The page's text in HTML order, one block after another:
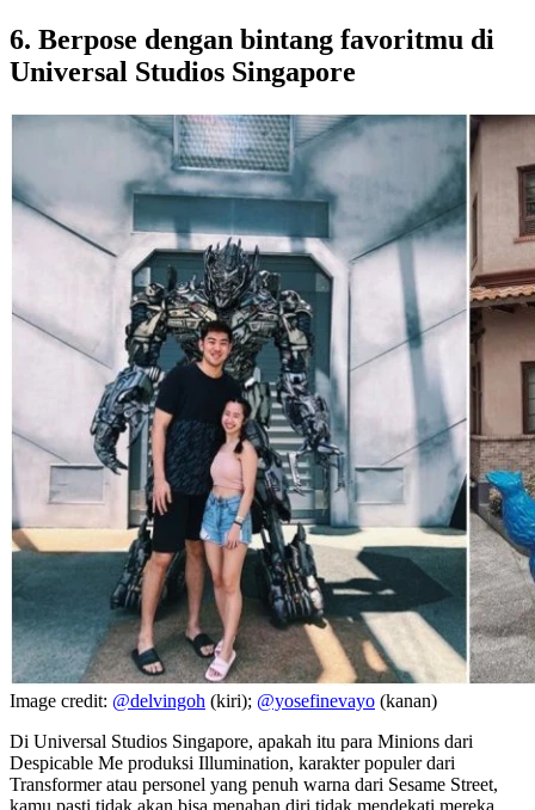
6. Berpose dengan bintang favoritmu di
Universal Studios Singapore
Image credit: @delvingoh (kiri); @yosefinevayo (kanan)
Di Universal Studios Singapore, apakah itu para Minions dari
Despicable Me produksi Illumination, karakter populer dari
Transformer atau personel yang penuh warna dari Sesame Street,
kamu pasti tidak akan bisa menahan diri tidak mendekati mereka